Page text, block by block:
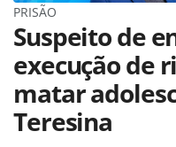
PRISÃO
Suspeito de
execução de
matar
Teresina